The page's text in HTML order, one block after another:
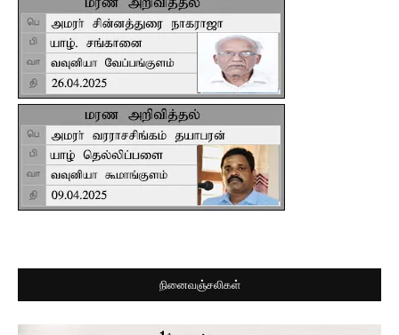
நினைவஞ்சலிகள்